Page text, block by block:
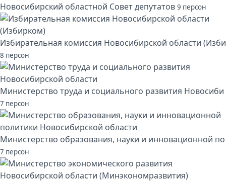
Новосибирский областной Совет депутатов 9 персон
Избирательная комиссия Новосибирской области (Изби
8 персон
Министерство труда и социального развития Новосиби
7 персон
Министерство образования, науки и инновационной по
7 персон